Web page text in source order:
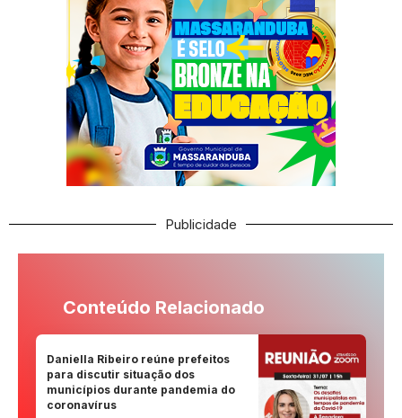
Publicidade
Conteúdo Relacionado
Daniella Ribeiro reúne prefeitos
para discutir situação dos
municípios durante pandemia do
coronavírus